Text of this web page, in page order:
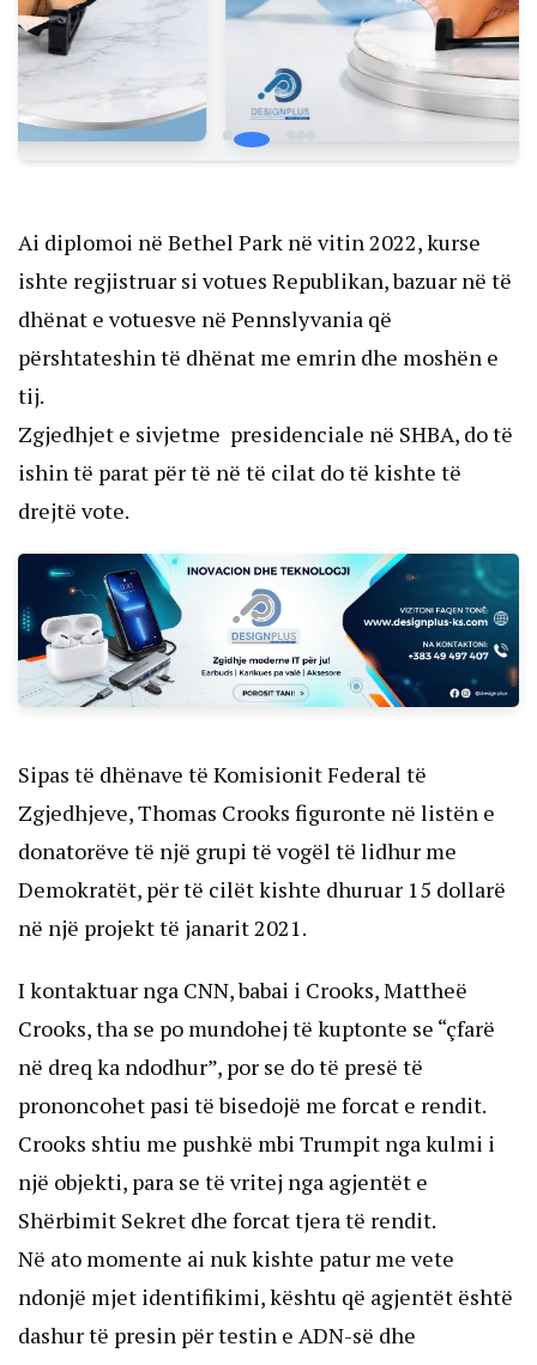
Ai diplomoi në Bethel Park në vitin 2022, kurse
ishte regjistruar si votues Republikan, bazuar në të
dhënat e votuesve në Pennslyvania që
përshtateshin të dhënat me emrin dhe moshën e
tij.
Zgjedhjet e sivjetme presidenciale në SHBA, do të
ishin të parat për të në të cilat do të kishte të
drejtë vote.
Sipas të dhënave të Komisionit Federal të
Zgjedhjeve, Thomas Crooks figuronte në listën e
donatorëve të një grupi të vogël të lidhur me
Demokratët, për të cilët kishte dhuruar 15 dollarë
në një projekt të janarit 2021.
I kontaktuar nga CNN, babai i Crooks, Mattheë
Crooks, tha se po mundohej të kuptonte se “çfarë
në dreq ka ndodhur”, por se do të presë të
prononcohet pasi të bisedojë me forcat e rendit.
Crooks shtiu me pushkë mbi Trumpit nga kulmi i
një objekti, para se të vritej nga agjentët e
Shërbimit Sekret dhe forcat tjera të rendit.
Në ato momente ai nuk kishte patur me vete
ndonjë mjet identifikimi, kështu që agjentët është
dashur të presin për testin e ADN-së dhe